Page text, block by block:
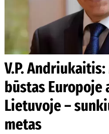
V.P.
būstas Europoje
Lietuvoje –
metas